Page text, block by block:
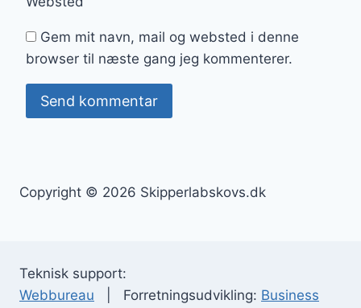
Gem mit navn, mail og websted i denne
browser til næste gang jeg kommenterer.
Copyright © 2026 Skipperlabskovs.dk
Teknisk support:
Webbureau | Forretningsudvikling: Business